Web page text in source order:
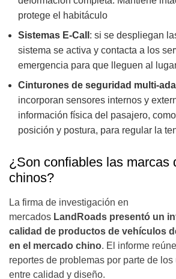
protege el habitáculo
Sistemas E-Call : si se despliegan
sistema se activa y contacta a los
emergencia para que lleguen al
Cinturones de seguridad multi-
incorporan sensores internos y
información física del pasajero,
posición y postura, para regular la
¿Son confiables las marcas
chinos?
La firma de investigación en
mercados LandRoads presentó un
calidad de productos de vehículos
en el mercado chino. El informe
reportes de problemas por parte de
entre calidad y diseño.